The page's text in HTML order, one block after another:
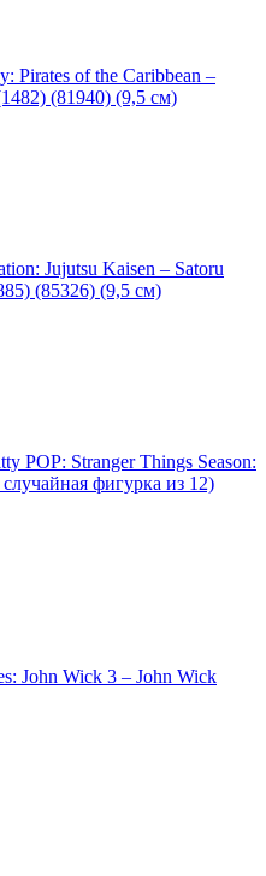
Pirates of the Caribbean –
(81940) (9,5 см)
Jujutsu Kaisen – Satoru
(85326) (9,5 см)
POP: Stranger Things Season:
фигурка из 12)
John Wick 3 – John Wick